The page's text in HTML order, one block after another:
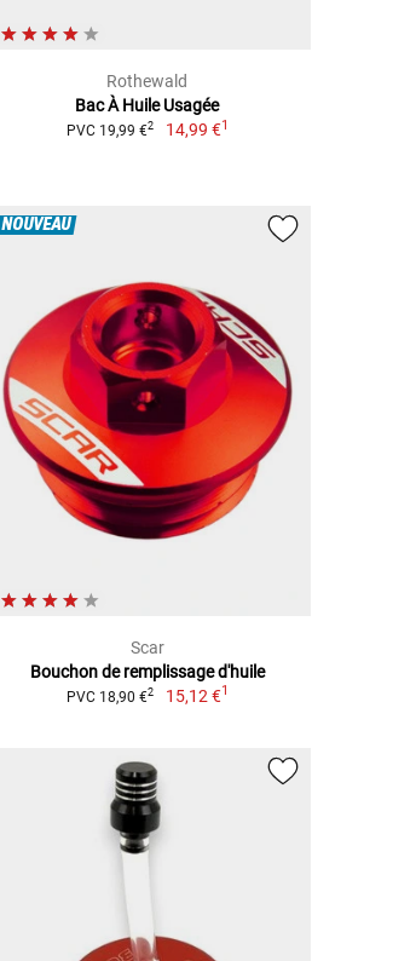
Rothewald
Bac À Huile Usagée
PVC 19,99 €2 14,99 €1
NOUVEAU
Scar
Bouchon de remplissage d'huile
PVC 18,90 €2 15,12 €1